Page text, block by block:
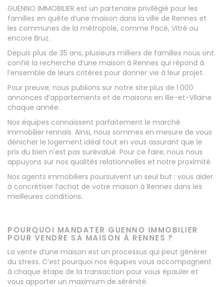
GUENNO IMMOBILIER est un partenaire privilégié pour les
familles en quête d’une maison dans la ville de Rennes et
les communes de la métropole, comme Pacé, Vitré ou
encore Bruz.
Depuis plus de 35 ans, plusieurs milliers de familles nous ont
confié la recherche d’une maison à Rennes qui répond à
l’ensemble de leurs critères pour donner vie à leur projet.
Pour preuve, nous publions sur notre site plus de 1 000
annonces d’appartements et de maisons en Ille-et-Vilaine
chaque année.
Nos équipes connaissent parfaitement le marché
immobilier rennais. Ainsi, nous sommes en mesure de vous
dénicher le logement idéal tout en vous assurant que le
prix du bien n’est pas surévalué. Pour ce faire, nous nous
appuyons sur nos qualités relationnelles et notre proximité.
Nos agents immobiliers poursuivent un seul but : vous aider
à concrétiser l’achat de votre maison à Rennes dans les
meilleures conditions.
POURQUOI MANDATER GUENNO IMMOBILIER
POUR VENDRE SA MAISON À RENNES ?
La vente d’une maison est un processus qui peut générer
du stress. C’est pourquoi nos équipes vous accompagnent
à chaque étape de la transaction pour vous épauler et
vous apporter un maximum de sérénité.